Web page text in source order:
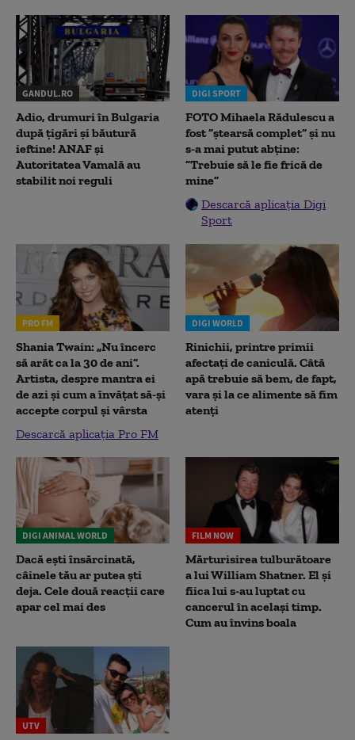
GANDUL.RO
Adio, drumuri în Bulgaria
după țigări și băutură
ieftine! ANAF și
Autoritatea Vamală au
stabilit noi reguli
DIGI SPORT
FOTO Mihaela Rădulescu a
fost ”ștearsă complet” și nu
s-a mai putut abține:
”Trebuie să le fie frică de
mine”
Descarcă aplicația Digi
Sport
PRO FM
Shania Twain: „Nu încerc
să arăt ca la 30 de ani”.
Artista, despre mantra ei
de azi și cum a învățat să-și
accepte corpul și vârsta
Descarcă aplicația Pro FM
DIGI WORLD
Rinichii, printre primii
afectați de caniculă. Câtă
apă trebuie să bem, de fapt,
vara și la ce alimente să fim
atenți
DIGI ANIMAL WORLD
Dacă ești însărcinată,
câinele tău ar putea ști
deja. Cele două reacții care
apar cel mai des
FILM NOW
Mărturisirea tulburătoare
a lui William Shatner. El și
fiica lui s-au luptat cu
cancerul în același timp.
Cum au învins boala
UTV